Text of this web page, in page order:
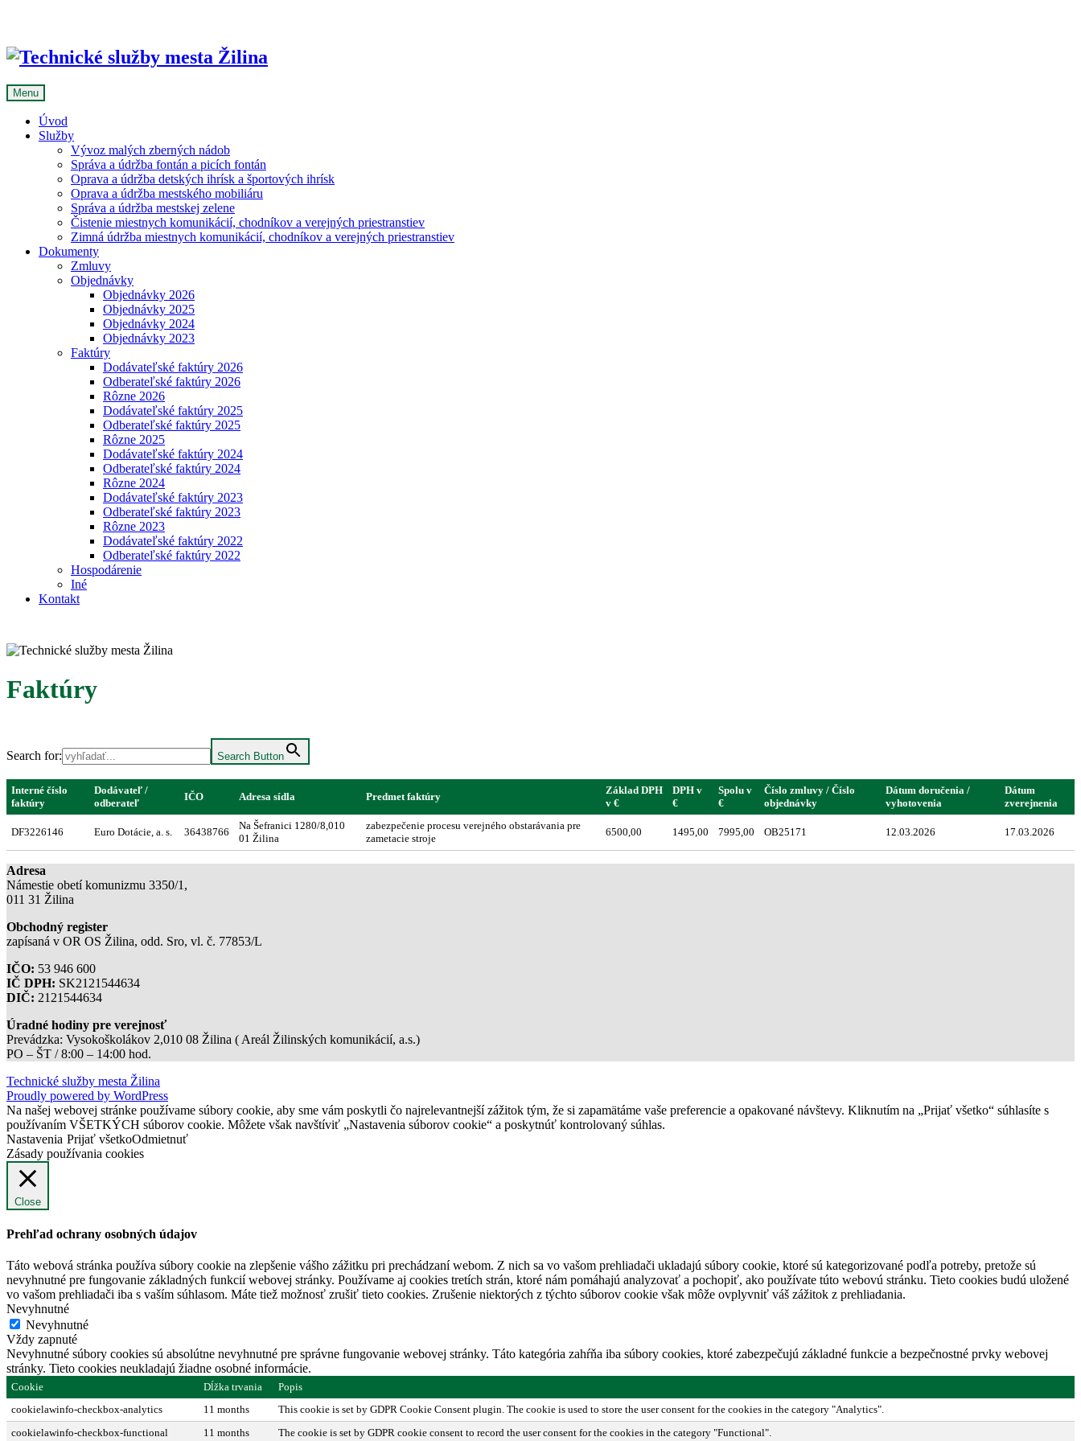
Menu
Úvod
Služby
Vývoz malých zberných nádob
Správa a údržba fontán a picích fontán
Oprava a údržba detských ihrísk a športových ihrísk
Oprava a údržba mestského mobiliáru
Správa a údržba mestskej zelene
Čistenie miestnych komunikácií, chodníkov a verejných priestranstiev
Zimná údržba miestnych komunikácií, chodníkov a verejných priestranstiev
Dokumenty
Zmluvy
Objednávky
Objednávky 2026
Objednávky 2025
Objednávky 2024
Objednávky 2023
Faktúry
Dodávateľské faktúry 2026
Odberateľské faktúry 2026
Rôzne 2026
Dodávateľské faktúry 2025
Odberateľské faktúry 2025
Rôzne 2025
Dodávateľské faktúry 2024
Odberateľské faktúry 2024
Rôzne 2024
Dodávateľské faktúry 2023
Odberateľské faktúry 2023
Rôzne 2023
Dodávateľské faktúry 2022
Odberateľské faktúry 2022
Hospodárenie
Iné
Kontakt
Faktúry
Search for: Search Button
Interné číslo
faktúry
Dodávateľ /
odberateľ
IČO Adresa sídla Predmet faktúry
Základ DPH
v €
DPH v
€
Spolu v
€
Číslo zmluvy / Číslo
objednávky
Dátum doručenia /
vyhotovenia
Dátum
zverejnenia
DF3226146 Euro Dotácie, a. s. 36438766
Na Šefranici 1280/8,010
01 Žilina
zabezpečenie procesu verejného obstarávania pre
zametacie stroje
6500,00 1495,00 7995,00 OB25171 12.03.2026 17.03.2026
Adresa
Námestie obetí komunizmu 3350/1,
011 31 Žilina
Obchodný register
zapísaná v OR OS Žilina, odd. Sro, vl. č. 77853/L
IČO: 53 946 600
IČ DPH: SK2121544634
DIČ: 2121544634
Úradné hodiny pre verejnosť
Prevádzka: Vysokoškolákov 2,010 08 Žilina ( Areál Žilinských komunikácií, a.s.)
PO – ŠT / 8:00 – 14:00 hod.
Technické služby mesta Žilina
Proudly powered by WordPress
Na našej webovej stránke používame súbory cookie, aby sme vám poskytli čo najrelevantnejší zážitok tým, že si zapamätáme vaše preferencie a opakované návštevy. Kliknutím na „Prijať všetko“ súhlasíte s
používaním VŠETKÝCH súborov cookie. Môžete však navštíviť „Nastavenia súborov cookie“ a poskytnúť kontrolovaný súhlas.
Nastavenia Prijať všetkoOdmietnuť
Zásady používania cookies
Close
Prehľad ochrany osobných údajov
Táto webová stránka používa súbory cookie na zlepšenie vášho zážitku pri prechádzaní webom. Z nich sa vo vašom prehliadači ukladajú súbory cookie, ktoré sú kategorizované podľa potreby, pretože sú
nevyhnutné pre fungovanie základných funkcií webovej stránky. Používame aj cookies tretích strán, ktoré nám pomáhajú analyzovať a pochopiť, ako používate túto webovú stránku. Tieto cookies budú uložené
vo vašom prehliadači iba s vaším súhlasom. Máte tiež možnosť zrušiť tieto cookies. Zrušenie niektorých z týchto súborov cookie však môže ovplyvniť váš zážitok z prehliadania.
Nevyhnutné
Nevyhnutné
Vždy zapnuté
Nevyhnutné súbory cookies sú absolútne nevyhnutné pre správne fungovanie webovej stránky. Táto kategória zahŕňa iba súbory cookies, ktoré zabezpečujú základné funkcie a bezpečnostné prvky webovej
stránky. Tieto cookies neukladajú žiadne osobné informácie.
Cookie Dĺžka trvania
Popis
cookielawinfo-checkbox-analytics
11 months
This cookie is set by GDPR Cookie Consent plugin. The cookie is used to store the user consent for the cookies in the category "Analytics".
cookielawinfo-checkbox-functional
11 months The cookie is set by GDPR cookie consent to record the user consent for the cookies in the category "Functional".